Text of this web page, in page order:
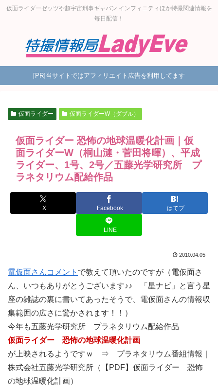
仮面ライダーゼッツや超宇宙刑事ギャバン インフィニティほか特撮関連情報を
毎日配信！
[PR]当サイトではアフィリエイト広告を利用してます
仮面ライダー 仮面ライダーW（ダブル）
仮面ライダー 恐怖の地球温暖化計画｜仮
面ライダーW（桐山漣・菅田将暉）、平成
ライダー、1号、2号／五藤光学研究所 プ
ラネタリウム配給作品
X Facebook はてブ
LINE
2010.04.05
電仮面さんコメント で教えて頂いたのですが（電仮面さ
ん、いつもありがとうございます♪♪ 「星ナビ」と言う星
座の雑誌の裏に書いてあったそうで、電仮面さんの情報収
集範囲の広さに驚かされます！！）
今年も五藤光学研究所 プラネタリウム配給作品
仮面ライダー 恐怖の地球温暖化計画
が上映されるようですｗ ⇒ プラネタリウム番組情報｜
株式会社五藤光学研究所（【PDF】仮面ライダー 恐怖
の地球温暖化計画）